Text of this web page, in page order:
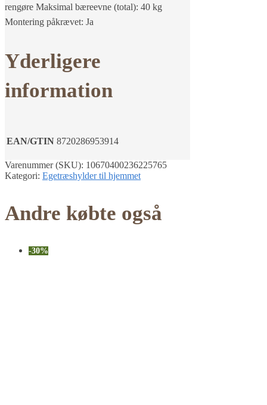
rengøre Maksimal bæreevne (total): 40 kg
Montering påkrævet: Ja
Yderligere
information
EAN/GTIN 8720286953914
Varenummer (SKU): 10670400236225765
Kategori: Egetræshylder til hjemmet
Andre købte også
-30%